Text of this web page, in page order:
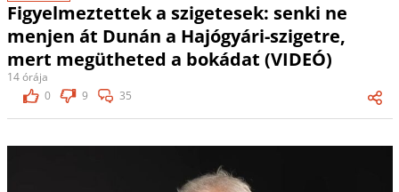
Figyelmeztettek a szigetesek: senki ne
menjen át Dunán a Hajógyári-szigetre,
mert megütheted a bokádat (VIDEÓ)
14 órája
0
9 35